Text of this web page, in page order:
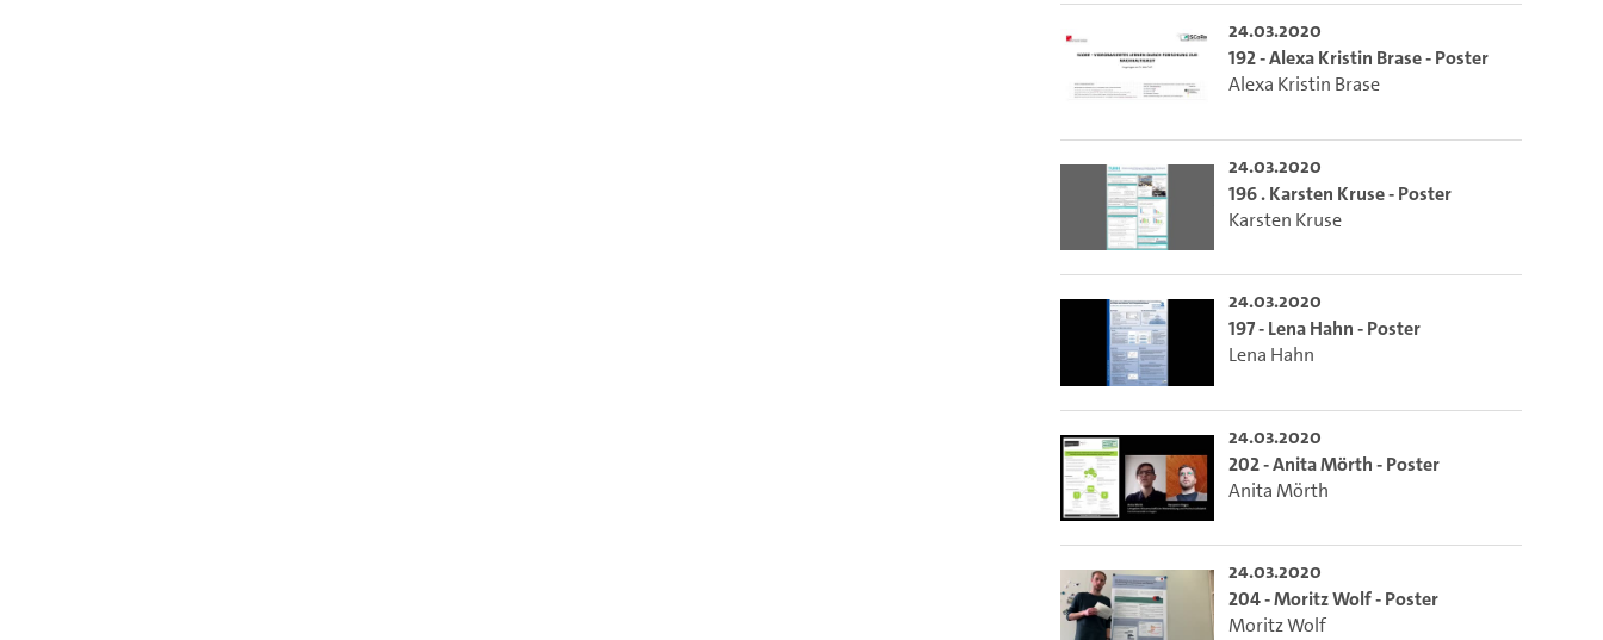
24.03.2020
192 - Alexa Kristin Brase - Poster
Alexa Kristin Brase
24.03.2020
196 . Karsten Kruse - Poster
Karsten Kruse
24.03.2020
197 - Lena Hahn - Poster
Lena Hahn
24.03.2020
202 - Anita Mörth - Poster
Anita Mörth
24.03.2020
204 - Moritz Wolf - Poster
Moritz Wolf